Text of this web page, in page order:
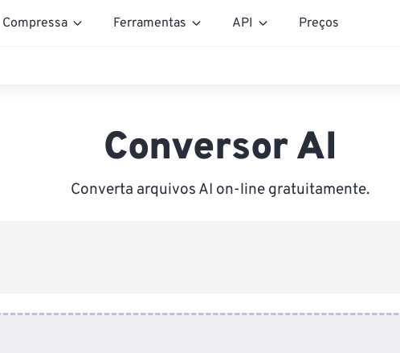
Compressa Ferramentas API Preços
Conversor AI
Converta arquivos AI on-line gratuitamente.